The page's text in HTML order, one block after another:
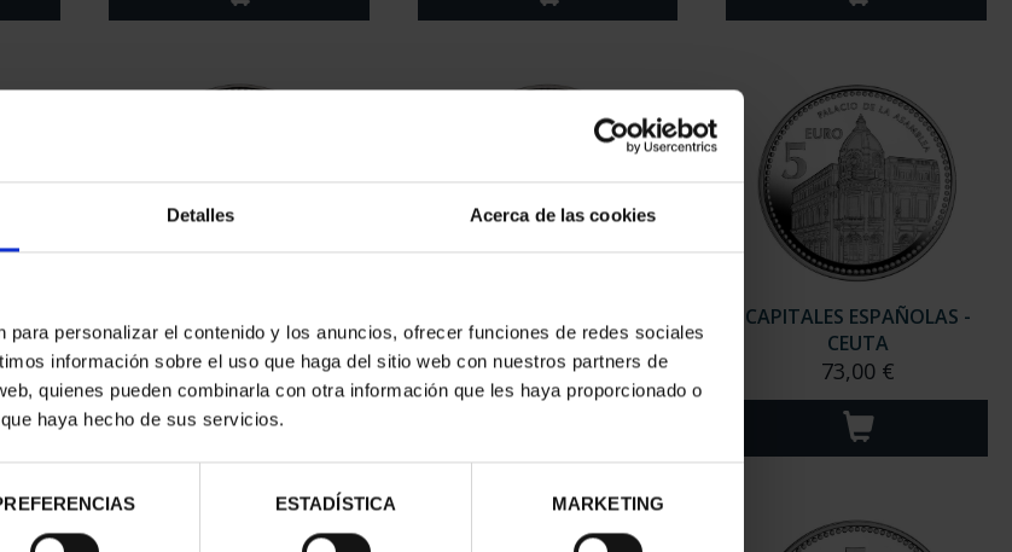
Detalles Acerca de las cookies
para personalizar el contenido y los anuncios, ofrecer funciones de redes sociales
información sobre el uso que haga del sitio web con nuestros partners de
quienes pueden combinarla con otra información que les haya proporcionado o
haya hecho de sus servicios.
ESTADÍSTICA MARKETING
LAS PALMAS
73,00 €
BARCELONA
73,00 €
CAPITALES ESPAÑOLAS -
CEUTA
73,00 €